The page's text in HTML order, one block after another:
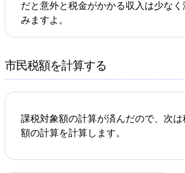
だと意外と税金がかかる収入は少なく
みますよ。
市民税額を計算する
課税対象額の計算が済んだので、次は
額の計算を計算します。